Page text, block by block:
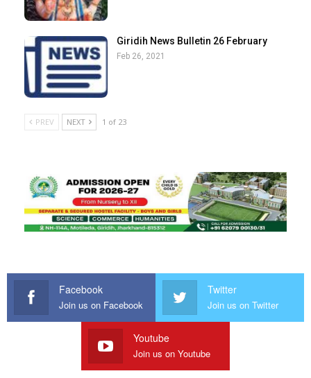
Giridih News Bulletin 26 February
Feb 26, 2021
PREV NEXT 1 of 23
Facebook
Join us on Facebook
Twitter
Join us on Twitter
Youtube
Join us on Youtube